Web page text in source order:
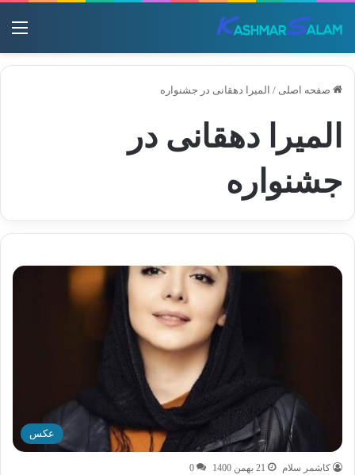
صفحه اصلی / المیرا دهقانی در جشنواره
المیرا دهقانی در
جشنواره
عکس
کاشمر سلام 21 بهمن 1400 0